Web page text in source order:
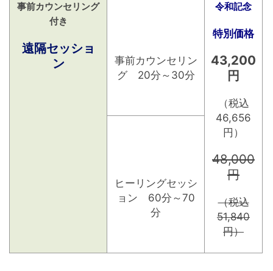
事前カウンセリング
付き
遠隔セッショ
ン
事前カウンセリン
グ 20分～30分
令和記念
特別価格
43,200
円
（税込
46,656
円）
48,000
円
（税込
51,840
円）
ヒーリングセッシ
ョン 60分～70
分